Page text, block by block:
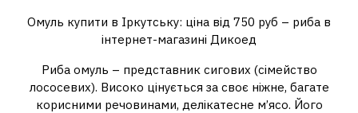
Омуль купити в Іркутську: ціна від 750 руб – риба в
інтернет-магазині Дикоед
Риба омуль – представник сигових (сімейство
лососевих). Високо цінується за своє ніжне, багате
корисними речовинами, делікатесне м’ясо. Його